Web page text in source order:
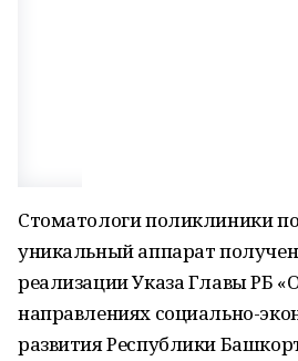
Стоматологи поликлиники
уникальный аппарат
реализации Указа Главы РБ
направлениях социально-
развития Республики